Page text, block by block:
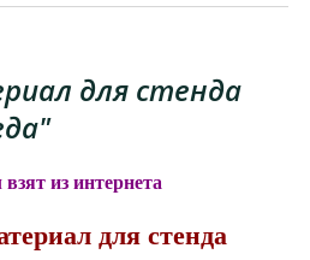
для стенда
из интернета
для стенда